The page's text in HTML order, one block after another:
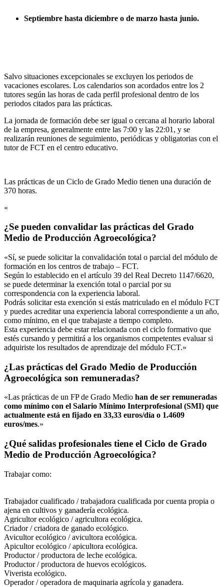
Septiembre hasta diciembre o de marzo hasta junio.
Salvo situaciones excepcionales se excluyen los periodos de
vacaciones escolares. Los calendarios son acordados entre los 2
tutores según las horas de cada perfil profesional dentro de los
periodos citados para las prácticas.
La jornada de formación debe ser igual o cercana al horario laboral
de la empresa, generalmente entre las 7:00 y las 22:01, y se
realizarán reuniones de seguimiento, periódicas y obligatorias con el
tutor de FCT en el centro educativo.
Las prácticas de un Ciclo de Grado Medio tienen una duración de
370 horas.
«
¿Se pueden convalidar las prácticas del Grado
Medio de Producción Agroecológica?
«Sí, se puede solicitar la convalidación total o parcial del módulo de
formación en los centros de trabajo – FCT.
Según lo establecido en el artículo 39 del Real Decreto 1147/6620,
se puede determinar la exención total o parcial por su
correspondencia con la experiencia laboral.
Podrás solicitar esta exención si estás matriculado en el módulo FCT
y puedes acreditar una experiencia laboral correspondiente a un año,
como mínimo, en el que trabajaste a tiempo completo.
Esta experiencia debe estar relacionada con el ciclo formativo que
estés cursando y permitirá a los organismos competentes evaluar si
adquiriste los resultados de aprendizaje del módulo FCT.»
¿Las prácticas del Grado Medio de Producción
Agroecológica son remuneradas?
«Las prácticas de un FP de Grado Medio han de ser remuneradas
como mínimo con el Salario Mínimo Interprofesional (SMI) que
actualmente está en fijado en 33,33 euros/día o 1.4609
euros/mes.»
¿Qué salidas profesionales tiene el Ciclo de Grado
Medio de Producción Agroecológica?
Trabajar como:
Trabajador cualificado / trabajadora cualificada por cuenta propia o
ajena en cultivos y ganadería ecológica.
Agricultor ecológico / agricultora ecológica.
Criador / criadora de ganado ecológico.
Avicultor ecológico / avicultora ecológica.
Apicultor ecológico / apicultora ecológica.
Productor / productora de leche ecológica.
Productor / productora de huevos ecológicos.
Viverista ecológico.
Operador / operadora de maquinaria agrícola y ganadera.